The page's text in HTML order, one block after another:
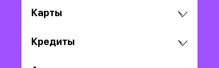
Карты
Кредиты